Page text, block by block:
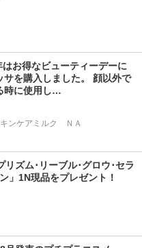
はお得なビューティーデーに
サを購入しました。 顔以外で
時に使用し…
ンケアミルク　ＮＡ
リズム･リーブル･グロウ･セラ